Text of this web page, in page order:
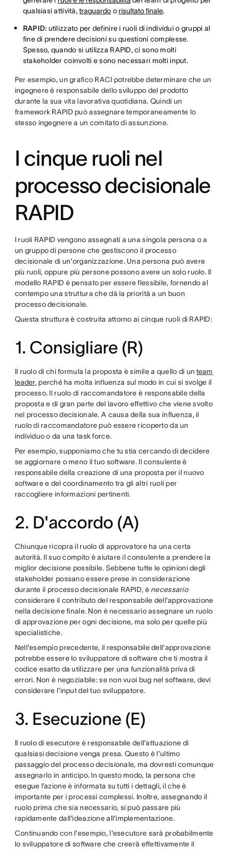
qualsiasi attività,traguardo orisultato finale.
RAPID: utilizzato per definire i ruoli di individui o gruppi al
fine di prendere decisioni su questioni complesse.
Spesso, quando si utilizza RAPID, ci sono molti
stakeholder coinvolti e sono necessari molti input.
Per esempio, un grafico RACI potrebbe determinare che un
ingegnere è responsabile dello sviluppo del prodotto
durante la sua vita lavorativa quotidiana. Quindi un
framework RAPID può assegnare temporaneamente lo
stesso ingegnere a un comitato di assunzione.
I cinque ruoli nel
processo decisionale
RAPID
I ruoli RAPID vengono assegnati a una singola persona o a
un gruppo di persone che gestiscono il processo
decisionale di un'organizzazione. Una persona può avere
più ruoli, oppure più persone possono avere un solo ruolo. Il
modello RAPID è pensato per essere flessibile, fornendo al
contempo una struttura che dà la priorità a un buon
processo decisionale.
Questa struttura è costruita attorno ai cinque ruoli di RAPID:
1. Consigliare (R)
Il ruolo di chi formula la proposta è simile a quello di unteam
leader, perché ha molta influenza sul modo in cui si svolge il
processo. Il ruolo di raccomandatore è responsabile della
proposta e di gran parte del lavoro effettivo che viene svolto
nel processo decisionale. A causa della sua influenza, il
ruolo di raccomandatore può essere ricoperto da un
individuo o da una task force.
Per esempio, supponiamo che tu stia cercando di decidere
se aggiornare o meno il tuo software. Il consulente è
responsabile della creazione di una proposta per il nuovo
software e del coordinamento tra gli altri ruoli per
raccogliere informazioni pertinenti.
2. D'accordo (A)
Chiunque ricopra il ruolo di approvatore ha una certa
autorità. Il suo compito è aiutare il consulente a prendere la
miglior decisione possibile. Sebbene tutte le opinioni degli
stakeholder possano essere prese in considerazione
durante il processo decisionale RAPID, è necessario
considerare il contributo del responsabile dell'approvazione
nella decisione finale. Non è necessario assegnare un ruolo
di approvazione per ogni decisione, ma solo per quelle più
specialistiche.
Nell'esempio precedente, il responsabile dell'approvazione
potrebbe essere lo sviluppatore di software che ti mostra il
codice esatto da utilizzare per una funzionalità priva di
errori. Non è negoziabile: se non vuoi bug nel software, devi
considerare l'input del tuo sviluppatore.
3. Esecuzione (E)
Il ruolo di esecutore è responsabile dell'attuazione di
qualsiasi decisione venga presa. Questo è l’ultimo
passaggio del processo decisionale, ma dovresti comunque
assegnarlo in anticipo. In questo modo, la persona che
esegue l’azione è informata su tutti i dettagli, il che è
importante per i processi complessi. Inoltre, assegnando il
ruolo prima che sia necessario, si può passare più
rapidamente dall'ideazione all'implementazione.
Continuando con l'esempio, l'esecutore sarà probabilmente
lo sviluppatore di software che creerà effettivamente il